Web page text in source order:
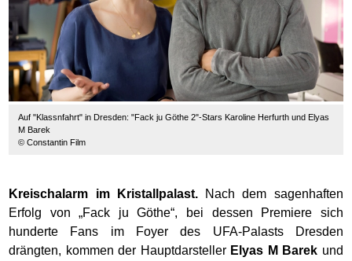
Auf "Klassnfahrt" in Dresden: "Fack ju Göthe 2"-Stars Karoline Herfurth und Elyas
M Barek
© Constantin Film
Kreischalarm im Kristallpalast.Nach dem sagenhaften
Erfolg von „Fack ju Göthe“, bei dessen Premiere sich
hunderte Fans im Foyer des UFA-Palasts Dresden
drängten, kommen der Hauptdarsteller Elyas M Barek und